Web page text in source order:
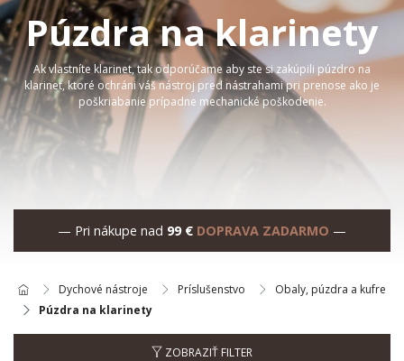
Púzdra na klarinety
Ak vlastníte klarinet, tak odporúčameabyste si zakúpili púzdrona
klarinet, ktoré ochráni váš nástroj pred nástrahami pri prenose ako je
poškriabanie prípadne mechanické poškodenie.
— Pri nákupe nad 99 € DOPRAVA ZADARMO —
Dychové nástroje Príslušenstvo
Obaly, púzdra a kufre
Púzdra na klarinety
ZOBRAZIŤ FILTER